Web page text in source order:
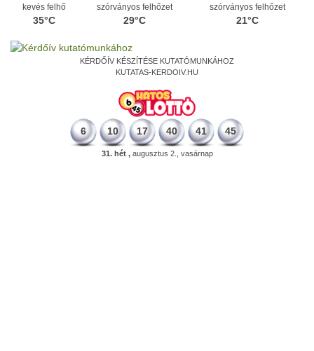
kevés felhő
35°C
szórványos felhőzet
29°C
szórványos felhőzet
21°C
KÉRDŐÍV KÉSZÍTÉSE KUTATÓMUNKÁHOZ
KUTATAS-KERDOIV.HU
6 10 17 40 41 45
31. hét ,augusztus 2., vasárnap